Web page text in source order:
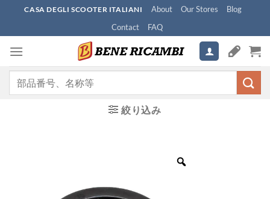
content
CASA DEGLI SCOOTER ITALIANI About Our Stores
Blog
Contact
FAQ
絞り込み